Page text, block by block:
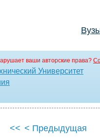
ваши авторские права?
Университет
<< < Предыдущая